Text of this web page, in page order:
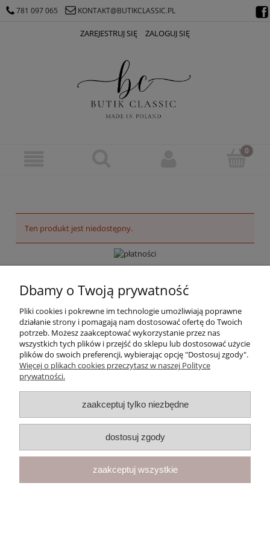
781 097 065 KONTAKT@BUTIKCLASSIC.PL
ZAREJESTRUJ SIĘ ZALOGUJ SIĘ
Ten produkt jest niedostępny.
Moje konto
Płatności i dostawa
Informacje
Kolonia Borek | NIP: 5731439888 | Telefon:+48 781 097 065| E-
kontakt@butikclassic.pl
pokaż pełną wersję strony
Sklep internetowy Shoper Premium
Dbamy o Twoją prywatność
Pliki cookies i pokrewne im technologie umożliwiają poprawne
działanie strony i pomagają nam dostosować ofertę do Twoich
potrzeb. Możesz zaakceptować wykorzystanie przez nas
wszystkich tych plików i przejść do sklepu lub dostosować użycie
plików do swoich preferencji, wybierając opcję "Dostosuj zgody".
Więcej o plikach cookies przeczytasz w naszej Polityce
prywatności.
zaakceptuj tylko niezbędne
dostosuj zgody
zaakceptuj wszystkie